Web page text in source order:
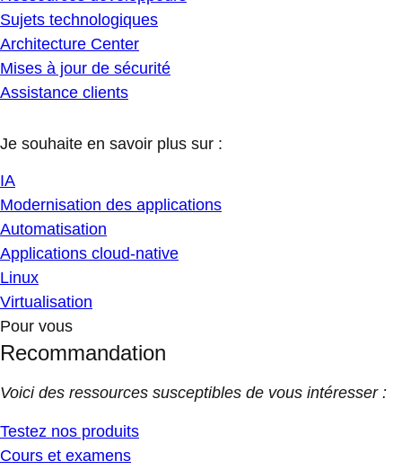
Sujets technologiques
Architecture Center
Mises à jour de sécurité
Assistance clients
Je souhaite en savoir plus sur :
IA
Modernisation des applications
Automatisation
Applications cloud-native
Linux
Virtualisation
Pour vous
Recommandation
Voici des ressources susceptibles de vous intéresser :
Testez nos produits
Cours et examens